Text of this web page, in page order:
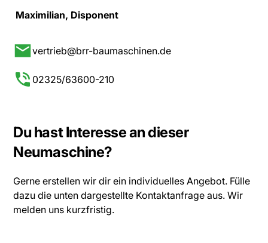
Maximilian, Disponent
vertrieb@brr-baumaschinen.de
02325/63600-210
Du hast Interesse an dieser
Neumaschine?
Gerne erstellen wir dir ein individuelles Angebot. Fülle
dazu die unten dargestellte Kontaktanfrage aus. Wir
melden uns kurzfristig.